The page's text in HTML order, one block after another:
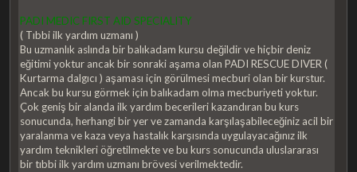
PADI MEDIC FIRST AID SPECIALITY
( Tıbbi ilk yardım uzmanı )
Bu uzmanlık aslında bir balıkadam kursu değildir ve hiçbir deniz
eğitimi yoktur ancak bir sonraki aşama olan PADI RESCUE DIVER (
Kurtarma dalgıcı ) aşaması için görülmesi mecburi olan bir kurstur.
Ancak bu kursu görmek için balıkadam olma mecburiyeti yoktur.
Çok geniş bir alanda ilk yardım becerileri kazandıran bu kurs
sonucunda, herhangi bir yer ve zamanda karşılaşabileceğiniz acil bir
yaralanma ve kaza veya hastalık karşısında uygulayacağınız ilk
yardım teknikleri öğretilmekte ve bu kurs sonucunda uluslararası
bir tıbbi ilk yardım uzmanı brövesi verilmektedir.